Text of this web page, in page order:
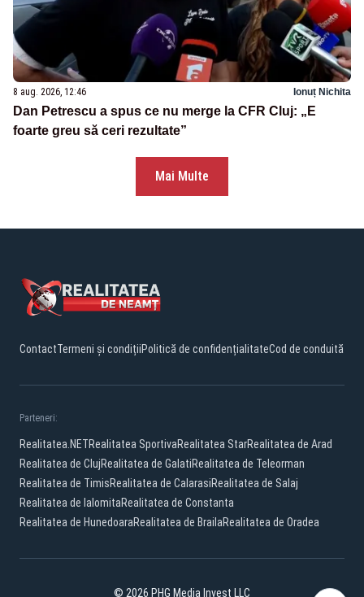
8 aug. 2026, 12:46 Ionuț Nichita
Dan Petrescu a spus ce nu merge la CFR Cluj: „E
foarte greu să ceri rezultate”
Mai Multe
ContactTermeni și condițiiPolitică de confidențialitateCod de conduită
Parteneri:
Realitatea.NETRealitatea SportivaRealitatea StarRealitatea de Arad
Realitatea de ClujRealitatea de GalatiRealitatea de Teleorman
Realitatea de TimisRealitatea de CalarasiRealitatea de Salaj
Realitatea de IalomitaRealitatea de Constanta
Realitatea de HunedoaraRealitatea de BrailaRealitatea de Oradea
© 2026 PHG Media Invest LLC